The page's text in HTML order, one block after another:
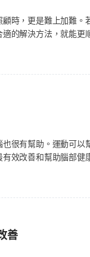
眠品質欠佳者，通常
個人的睡眠，進而可能
病人務必要調好生理
是別把手機和電腦放
化骨頭和肌肉，除了
始練習，例如坐在椅
動的強度和時間。另
常見意外。除此之外
防止僵硬，這種運動
以在扶得到牆或是椅
要是為了健康而非變
上停止運動。 （圖片授
時，更是難上加難。
的解決方法，就能更
受別人照顧？ 老人若
這同時也讓他們感覺
生氣。另一種原因是
人溝通？ 評估需求：仔
，並提供良好的照護
詢問對方意見：可
照顧他們。當然他們
免複雜冗長的句子，
提供照護服務，可能
很有幫助。運動可以
效改善和幫助腦部健
老化？ 運動除了有效
人癡呆症），還可幫
腦細胞和血管成長，
品質、保持情緒的健
function）正常
善